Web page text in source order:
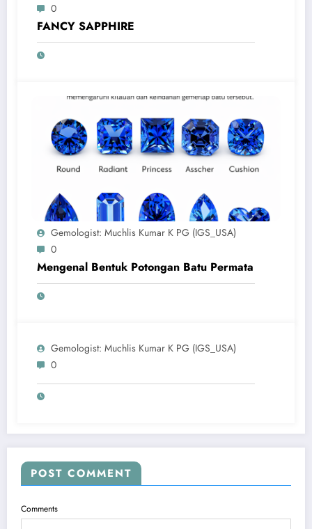
0
FANCY SAPPHIRE
Gemologist: Muchlis Kumar K PG (IGS_USA)
0
Mengenal Bentuk Potongan Batu Permata
Gemologist: Muchlis Kumar K PG (IGS_USA)
0
POST COMMENT
Comments